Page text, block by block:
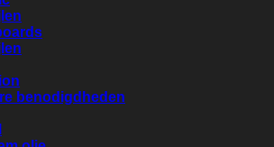
benodigdheden